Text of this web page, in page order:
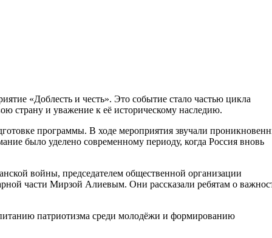
«Доблесть и честь». Это событие стало частью цикла
страну и уважение к её историческому наследию.
программы. В ходе мероприятия звучали
было уделено современному периоду, когда Россия вновь
войны, председателем общественной организации
части Мирзой Алиевым. Они рассказали ребятам о
патриотизма среди молодёжи и формированию